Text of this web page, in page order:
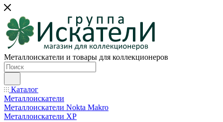
Металлоискатели и товары для коллекционеров
Каталог
Металлоискатели
Металлоискатели Nokta Makro
Металлоискатели XP